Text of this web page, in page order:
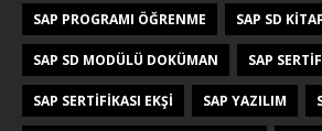
SAP PROGRAMI ÖĞRENME SAP SD
SAP SD MODÜLÜ DOKÜMAN SAP
SAP SERTIFIKASI EKŞI SAP YAZILIM